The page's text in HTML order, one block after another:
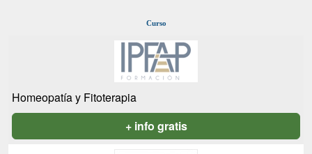
Curso
Homeopatía y Fitoterapia
+ info gratis